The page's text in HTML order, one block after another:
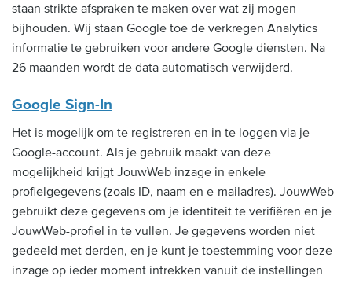
staan strikte afspraken te maken over wat zij mogen
bijhouden. Wij staan Google toe de verkregen Analytics
informatie te gebruiken voor andere Google diensten. Na
26 maanden wordt de data automatisch verwijderd.
Google Sign-In
Het is mogelijk om te registreren en in te loggen via je
Google-account. Als je gebruik maakt van deze
mogelijkheid krijgt JouwWeb inzage in enkele
profielgegevens (zoals ID, naam en e-mailadres). JouwWeb
gebruikt deze gegevens om je identiteit te verifiëren en je
JouwWeb-profiel in te vullen. Je gegevens worden niet
gedeeld met derden, en je kunt je toestemming voor deze
inzage op ieder moment intrekken vanuit de instellingen